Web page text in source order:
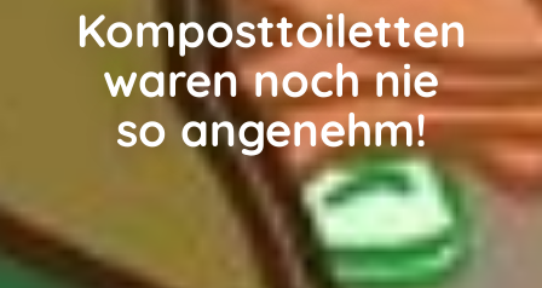
Komposttoiletten
waren noch nie
so angenehm!